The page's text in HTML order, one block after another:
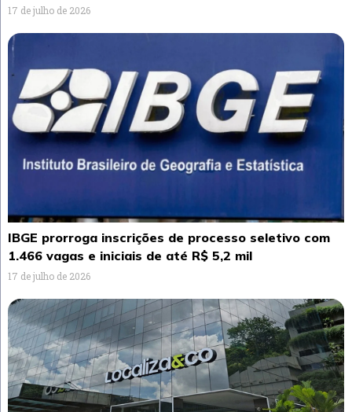
17 de julho de 2026
IBGE prorroga inscrições de processo seletivo com
1.466 vagas e iniciais de até R$ 5,2 mil
17 de julho de 2026